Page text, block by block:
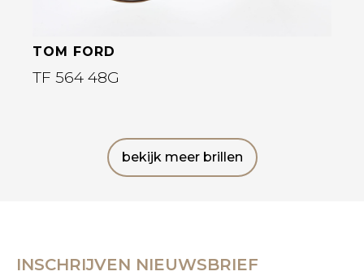
TOM FORD
TF 564 48G
bekijk meer brillen
INSCHRIJVEN NIEUWSBRIEF